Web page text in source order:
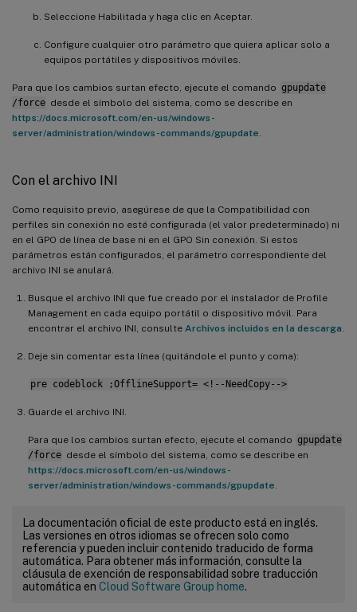
Seleccione Habilitada y haga clic en Aceptar.
Configure cualquier otro parámetro que quiera aplicar solo a
equipos portátiles y dispositivos móviles.
Para que los cambios surtan efecto, ejecute el comando gpupdate
/force desde el símbolo del sistema, como se describe en
https://docs.microsoft.com/en-us/windows-
server/administration/windows-commands/gpupdate
Con el archivo INI
Como requisito previo, asegúrese de que la Compatibilidad con
perfiles sin conexión no esté configurada (el valor predeterminado) ni
en el GPO de línea de base ni en el GPO Sin conexión. Si estos
parámetros están configurados, el parámetro correspondiente del
archivo INI se anulará.
Busque el archivo INI que fue creado por el instalador de Profile
Management en cada equipo portátil o dispositivo móvil. Para
encontrar el archivo INI, consulte Archivos incluidos en la descarga
Deje sin comentar esta línea (quitándole el punto y coma):
pre codeblock ;OfflineSupport= <!--NeedCopy-->
Guarde el archivo INI.
Para que los cambios surtan efecto, ejecute el comando gpupdate
/force desde el símbolo del sistema, como se describe en
https://docs.microsoft.com/en-us/windows-
server/administration/windows-commands/gpupdate
La documentación oficial de este producto está en inglés.
Las versiones en otros idiomas se ofrecen solo como
referencia y pueden incluir contenido traducido de forma
automática. Para obtener más información, consulte la
cláusula de exención de responsabilidad sobre traducción
automática en Cloud Software Group home.